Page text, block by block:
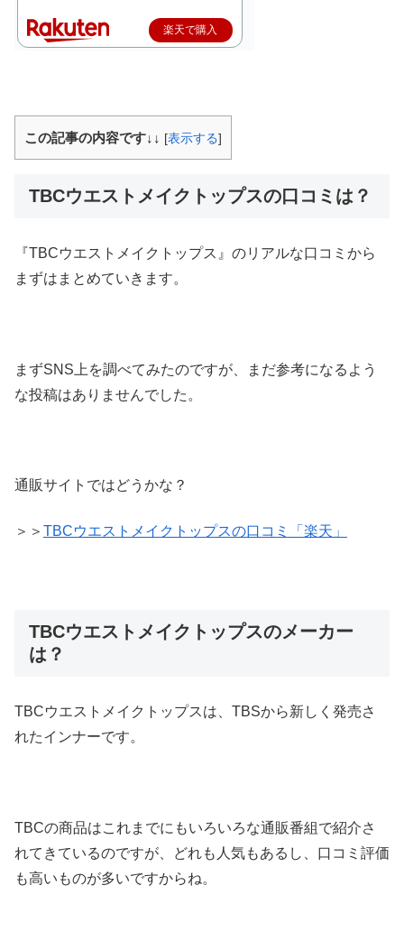
楽天で購入
この記事の内容です↓↓ [表示する]
TBCウエストメイクトップスの口コミは？
『TBCウエストメイクトップス』のリアルな口コミから
まずはまとめていきます。
まずSNS上を調べてみたのですが、まだ参考になるよう
な投稿はありませんでした。
通販サイトではどうかな？
＞＞ TBCウエストメイクトップスの口コミ「楽天」
TBCウエストメイクトップスのメーカー
は？
TBCウエストメイクトップスは、TBSから新しく発売さ
れたインナーです。
TBCの商品はこれまでにもいろいろな通販番組で紹介さ
れてきているのですが、どれも人気もあるし、口コミ評価
も高いものが多いですからね。